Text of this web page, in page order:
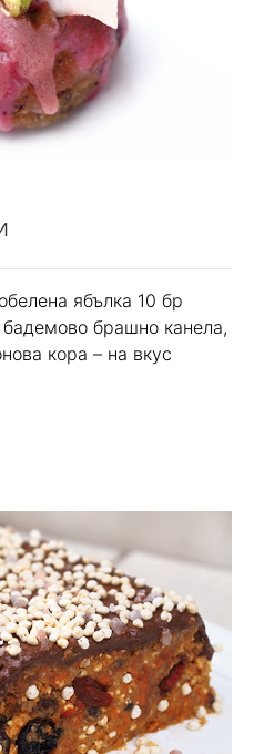
ябълка 10 бр
брашно канела,
кора – на вкус